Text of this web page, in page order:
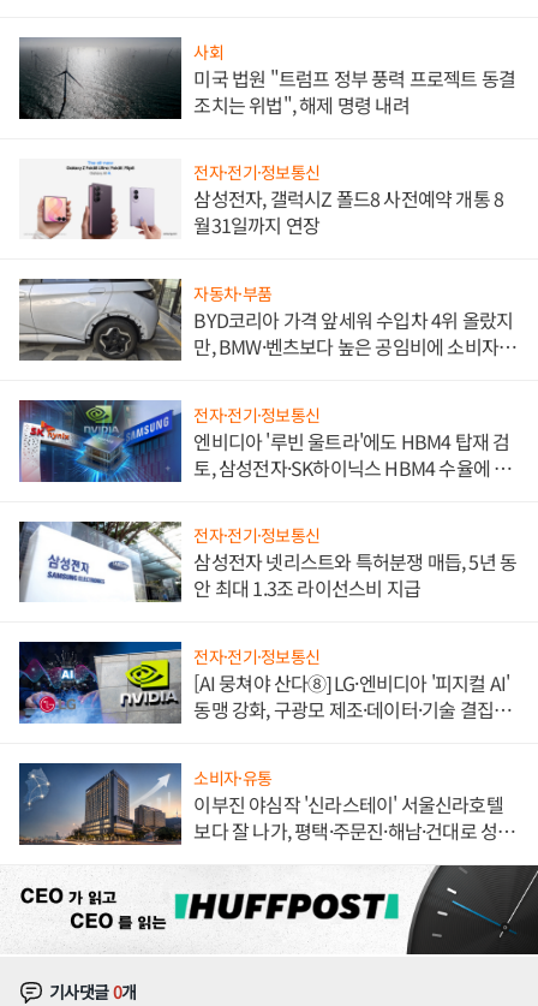
사회
미국 법원 "트럼프 정부 풍력 프로젝트 동결
조치는 위법", 해제 명령 내려
전자·전기·정보통신
삼성전자, 갤럭시Z 폴드8 사전예약 개통 8
월31일까지 연장
자동차·부품
BYD코리아 가격 앞세워 수입차 4위 올랐지
만, BMW·벤츠보다 높은 공임비에 소비자
전자·전기·정보통신
엔비디아 '루빈 울트라'에도 HBM4 탑재 검
토, 삼성전자·SK하이닉스 HBM4 수율에 주
전자·전기·정보통신
삼성전자 넷리스트와 특허분쟁 매듭, 5년 동
안 최대 1.3조 라이선스비 지급
전자·전기·정보통신
[AI 뭉쳐야 산다⑧] LG·엔비디아 '피지컬 AI'
동맹 강화, 구광모 제조·데이터·기술 결집
소비자·유통
이부진 야심작 '신라스테이' 서울신라호텔
보다 잘 나가, 평택·주문진·해남·건대로 성
기사댓글0개